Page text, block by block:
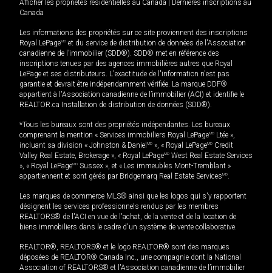
Afficher les propriétés résidentielles au Canada
Dernières inscriptions au
Canada
Les informations des propriétés sur ce site proviennent des inscriptions
Royal LePageMD et du service de distribution de données de l'Association
canadienne de l’immobilier (SDD®). SDD® met en référence des
inscriptions tenues par des agences immobilières autres que Royal
LePage et ses distributeurs. L'exactitude de l'information n'est pas
garantie et devrait être indépendamment vérifiée. La marque DDF®
appartient à l'Association canadienne de l’immobilier (ACI) et identifie le
REALTOR.ca Installation de distribution de données (SDD®).
*Tous les bureaux sont des propriétés indépendantes. Les bureaux
comprenant la mention « Services immobiliers Royal LePageMD Ltée »,
incluant sa division « Johnston & Daniel MD », « Royal LePageMD Credit
Valley Real Estate, Brokerage », « Royal LePageMD West Real Estate Services
», « Royal LePageMD Sussex », et « Les immeubles Mont-Tremblant »
appartiennent et sont gérés par Bridgemarq Real Estate ServicesMD.
Les marques de commerce MLS® ainsi que les logos qui s'y rapportent
désignent les services professionnels rendus par les membres
REALTORS® de l'ACI en vue de l'achat, de la vente et de la location de
biens immobiliers dans le cadre d'un système de vente collaborative.
REALTOR®, REALTORS® et le logo REALTOR® sont des marques
déposées de REALTOR® Canada Inc., une compagnie dont la National
Association of REALTORS® et l'Association canadienne de l’immobilier